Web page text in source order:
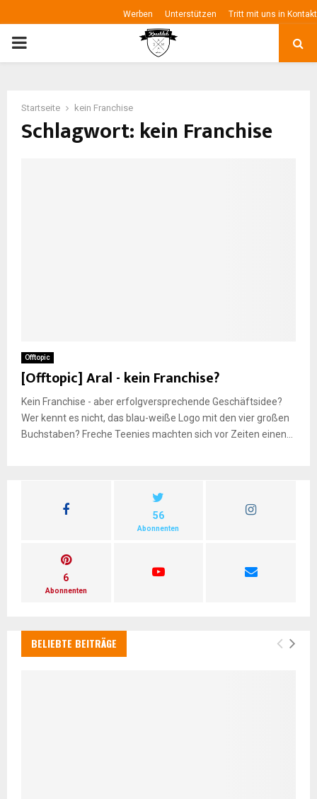
Werben Unterstützen Tritt mit uns in Kontakt
P
E
N
U
Startseite kein Franchise
Schlagwort: kein Franchise
Offtopic
[Offtopic] Aral - kein Franchise?
Kein Franchise - aber erfolgversprechende Geschäftsidee?
Wer kennt es nicht, das blau-weiße Logo mit den vier großen
Buchstaben? Freche Teenies machten sich vor Zeiten einen...
56
Abonnenten
6
Abonnenten
BELIEBTE BEITRÄGE